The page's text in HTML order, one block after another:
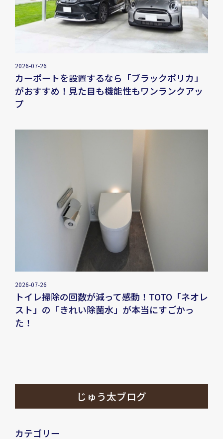
2026-07-26
カーポートを設置するなら「ブラックポリカ」
がおすすめ！見た目も機能性もワンランクアッ
プ
2026-07-26
トイレ掃除の回数が減って感動！TOTO「ネオレ
スト」の「きれい除菌水」が本当にすごかっ
た！
じゅう太ブログ
カテゴリー